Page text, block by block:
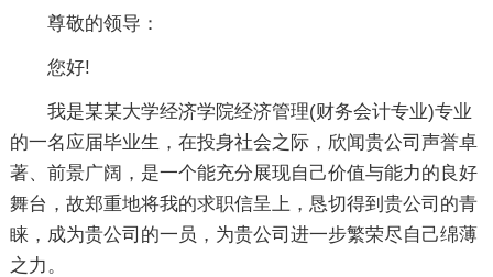
尊敬的领导：
您好!
我是某某大学经济学院经济管理(财务会计专业)专业
的一名应届毕业生，在投身社会之际，欣闻贵公司声誉卓
著、前景广阔，是一个能充分展现自己价值与能力的良好
舞台，故郑重地将我的求职信呈上，恳切得到贵公司的青
睐，成为贵公司的一员，为贵公司进一步繁荣尽自己绵薄
之力。